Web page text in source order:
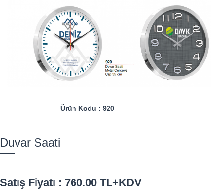
Duvar Saati
Ürün Kodu : 920
Satış Fiyatı : 760.00 TL+KDV